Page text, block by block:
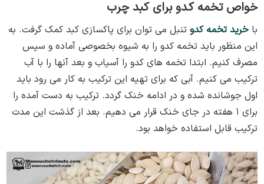
خواص تخمه کدو برای کبد چرب
با خرید تخمه کدو تنبل می توان برای پاکسازی کبد کمک گرفت. به
این منظور باید تخمه کدو را به شیوه بخصوصی آماده و سپس
مصرف کنیم. ابتدا تخمه های کدو را آسیاب و بعد آنها را با آب
ترکیب می کنیم. آبی که برای تهیه این ترکیب به کار می رود باید
اول جوشانده شده و در ادامه خنک گردد. ترکیب به دست آمده را
برای ۱ هفته در جای خنک قرار می دهیم. بعد از گذشت این مدت
ترکیب قابل استفاده خواهد بود.